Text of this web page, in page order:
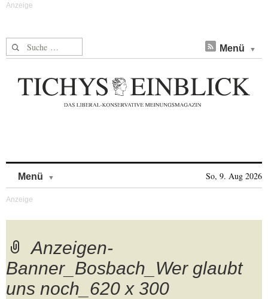
Suche nach: Menü
Menü So, 9. Aug 2026
Anzeigen-
Banner_Bosbach_Wer glaubt
uns noch_620 x 300